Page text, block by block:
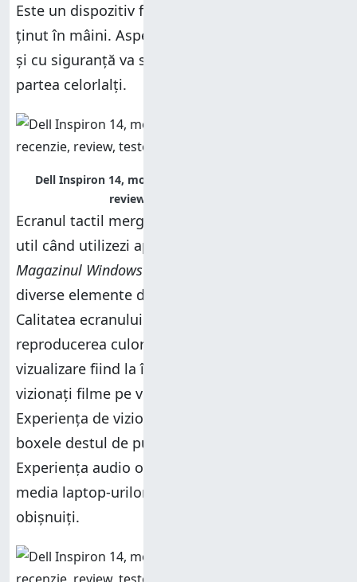
Este un dispozitiv foarte arătos, ușor de cărat și
ținut în mâini. Aspectul său este unul premium
și cu siguranță va stârni priviri admirative din
partea celorlalți.
Dell Inspiron 14, model 7437, performante, recenzie,
review, teste, comparatie
Ecranul tactil merge foarte bine și este foarte
util când utilizezi aplicații moderne din
Magazinul Windows
diverse elemente din interfața Windows 8.1.
Calitatea ecranului este și ea bună,
reproducerea culorilor și unghiurile de
vizualizare fiind la înălțime. Vă va plăcea să
vizionați filme pe versiunea cu ecran Full-HD.
Experiența de vizionare este completată și de
boxele destul de puternice ale acestui laptop.
Experiența audio oferită este în general peste
media laptop-urilor cu care am fost noi
obișnuiți.